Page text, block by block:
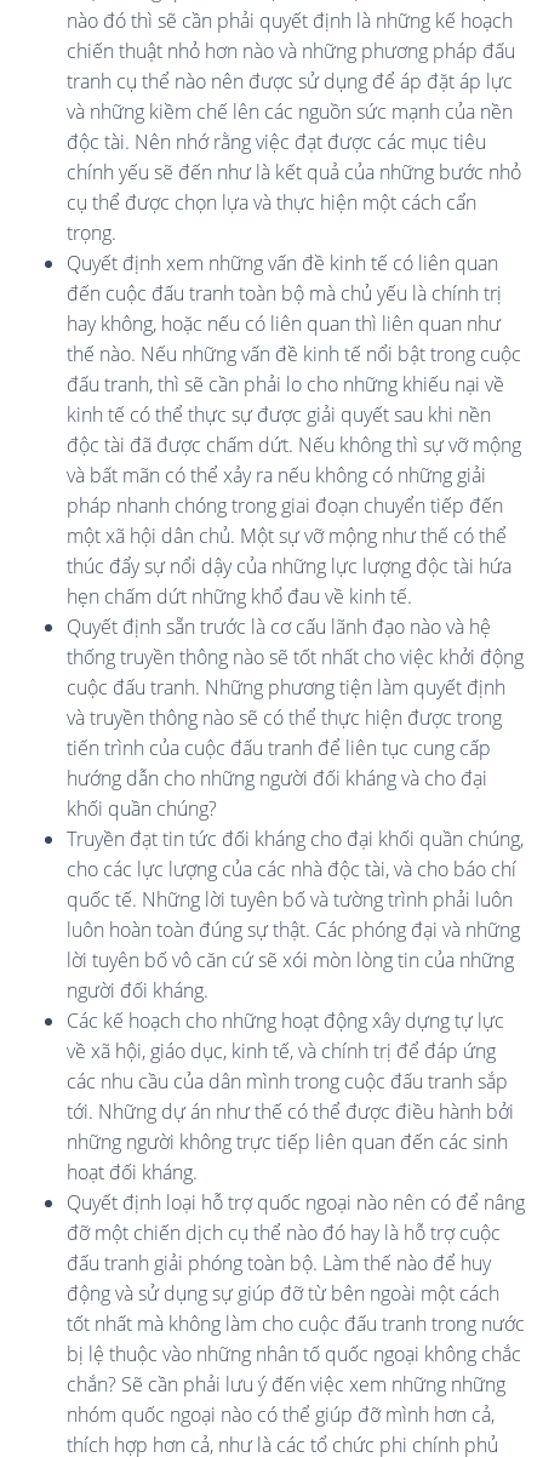
nào đó thì sẽ cần phải quyết định là những kế hoạch
chiến thuật nhỏ hơn nào và những phương pháp đấu
tranh cụ thể nào nên được sử dụng để áp đặt áp lực
và những kiềm chế lên các nguồn sức mạnh của nền
độc tài. Nên nhớ rằng việc đạt được các mục tiêu
chính yếu sẽ đến như là kết quả của những bước nhỏ
cụ thể được chọn lựa và thực hiện một cách cẩn
trọng.
Quyết định xem những vấn đề kinh tế có liên quan
đến cuộc đấu tranh toàn bộ mà chủ yếu là chính trị
hay không, hoặc nếu có liên quan thì liên quan như
thế nào. Nếu những vấn đề kinh tế nổi bật trong cuộc
đấu tranh, thì sẽ cần phải lo cho những khiếu nại về
kinh tế có thể thực sự được giải quyết sau khi nền
độc tài đã được chấm dứt. Nếu không thì sự vỡ mộng
và bất mãn có thể xảy ra nếu không có những giải
pháp nhanh chóng trong giai đoạn chuyển tiếp đến
một xã hội dân chủ. Một sự vỡ mộng như thế có thể
thúc đẩy sự nổi dậy của những lực lượng độc tài hứa
hẹn chấm dứt những khổ đau về kinh tế.
Quyết định sẵn trước là cơ cấu lãnh đạo nào và hệ
thống truyền thông nào sẽ tốt nhất cho việc khởi động
cuộc đấu tranh. Những phương tiện làm quyết định
và truyền thông nào sẽ có thể thực hiện được trong
tiến trình của cuộc đấu tranh để liên tục cung cấp
hướng dẫn cho những người đối kháng và cho đại
khối quần chúng?
Truyền đạt tin tức đối kháng cho đại khối quần chúng,
cho các lực lượng của các nhà độc tài, và cho báo chí
quốc tế. Những lời tuyên bố và tường trình phải luôn
luôn hoàn toàn đúng sự thật. Các phóng đại và những
lời tuyên bố vô căn cứ sẽ xói mòn lòng tin của những
người đối kháng.
Các kế hoạch cho những hoạt động xây dựng tự lực
về xã hội, giáo dục, kinh tế, và chính trị để đáp ứng
các nhu cầu của dân mình trong cuộc đấu tranh sắp
tới. Những dự án như thế có thể được điều hành bởi
những người không trực tiếp liên quan đến các sinh
hoạt đối kháng.
Quyết định loại hỗ trợ quốc ngoại nào nên có để nâng
đỡ một chiến dịch cụ thể nào đó hay là hỗ trợ cuộc
đấu tranh giải phóng toàn bộ. Làm thế nào để huy
động và sử dụng sự giúp đỡ từ bên ngoài một cách
tốt nhất mà không làm cho cuộc đấu tranh trong nước
bị lệ thuộc vào những nhân tố quốc ngoại không chắc
chắn? Sẽ cần phải lưu ý đến việc xem những những
nhóm quốc ngoại nào có thể giúp đỡ mình hơn cả,
thích hợp hơn cả, như là các tổ chức phi chính phủ